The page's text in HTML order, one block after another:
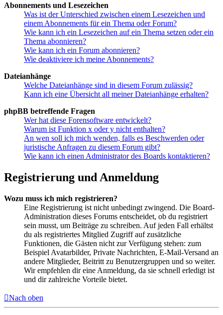
Abonnements und Lesezeichen
Was ist der Unterschied zwischen einem Lesezeichen und
einem Abonnements für ein Thema oder Forum?
Wie kann ich ein Lesezeichen auf ein Thema setzen oder ein
Thema abonnieren?
Wie kann ich ein Forum abonnieren?
Wie deaktiviere ich meine Abonnements?
Dateianhänge
Welche Dateianhänge sind in diesem Forum zulässig?
Kann ich eine Übersicht all meiner Dateianhänge erhalten?
phpBB betreffende Fragen
Wer hat diese Forensoftware entwickelt?
Warum ist Funktion x oder y nicht enthalten?
An wen soll ich mich wenden, falls es Beschwerden oder
juristische Anfragen zu diesem Forum gibt?
Wie kann ich einen Administrator des Boards kontaktieren?
Registrierung und Anmeldung
Wozu muss ich mich registrieren?
Eine Registrierung ist nicht unbedingt zwingend. Die Board-
Administration dieses Forums entscheidet, ob du registriert
sein musst, um Beiträge zu schreiben. Auf jeden Fall erhältst
du als registriertes Mitglied Zugriff auf zusätzliche
Funktionen, die Gästen nicht zur Verfügung stehen: zum
Beispiel Avatarbilder, Private Nachrichten, E-Mail-Versand an
andere Mitglieder, Beitritt zu Benutzergruppen und so weiter.
Wir empfehlen dir eine Anmeldung, da sie schnell erledigt ist
und dir zahlreiche Vorteile bietet.
Nach oben